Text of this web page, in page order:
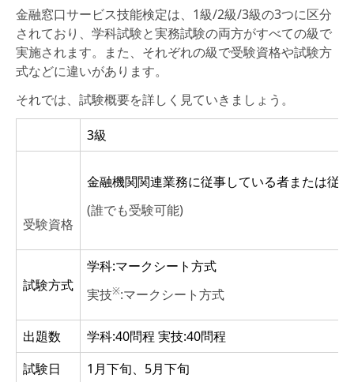
金融窓口サービス技能検定は、1級/2級/3級の3つに区分
されており、学科試験と実務試験の両方がすべての級で
実施されます。また、それぞれの級で受験資格や試験方
式などに違いがあります。
それでは、試験概要を詳しく見ていきましょう。
3級
受験資格
金融機関関連業務に従事している者または従
(誰でも受験可能)
試験方式
学科:マークシート方式
実技※:マークシート方式
出題数
学科:40問程 実技:40問程
試験日
1月下旬、5月下旬